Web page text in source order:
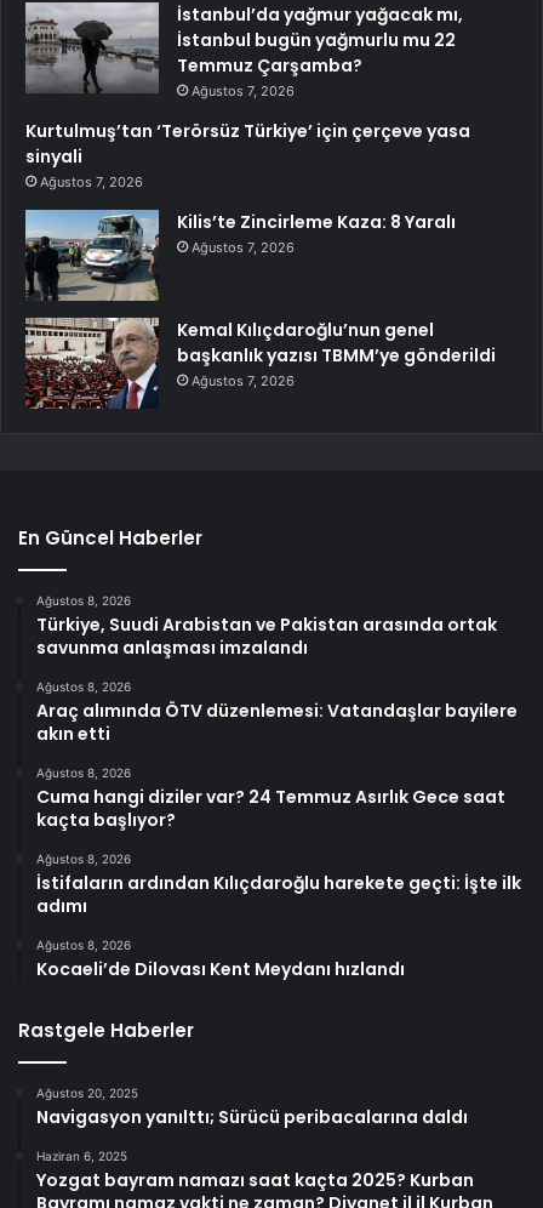
İstanbul’da yağmur yağacak mı,
İstanbul bugün yağmurlu mu 22
Temmuz Çarşamba?
Ağustos 7, 2026
Kurtulmuş’tan ‘Terörsüz Türkiye’ için çerçeve yasa
sinyali
Ağustos 7, 2026
Kilis’te Zincirleme Kaza: 8 Yaralı
Ağustos 7, 2026
Kemal Kılıçdaroğlu’nun genel
başkanlık yazısı TBMM’ye gönderildi
Ağustos 7, 2026
En Güncel Haberler
Ağustos 8, 2026
Türkiye, Suudi Arabistan ve Pakistan arasında ortak
savunma anlaşması imzalandı
Ağustos 8, 2026
Araç alımında ÖTV düzenlemesi: Vatandaşlar bayilere
akın etti
Ağustos 8, 2026
Cuma hangi diziler var? 24 Temmuz Asırlık Gece saat
kaçta başlıyor?
Ağustos 8, 2026
İstifaların ardından Kılıçdaroğlu harekete geçti: İşte ilk
adımı
Ağustos 8, 2026
Kocaeli’de Dilovası Kent Meydanı hızlandı
Rastgele Haberler
Ağustos 20, 2025
Navigasyon yanılttı; Sürücü peribacalarına daldı
Haziran 6, 2025
Yozgat bayram namazı saat kaçta 2025? Kurban
Bayramı namaz vakti ne zaman? Diyanet il il Kurban